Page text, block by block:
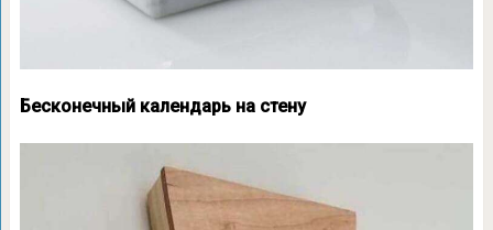
Бесконечный календарь на стену